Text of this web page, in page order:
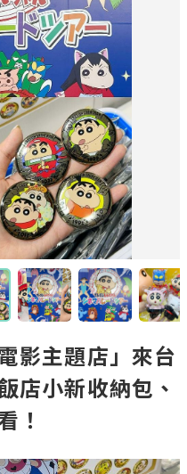
影主題店」來台
店小新收納包、
！